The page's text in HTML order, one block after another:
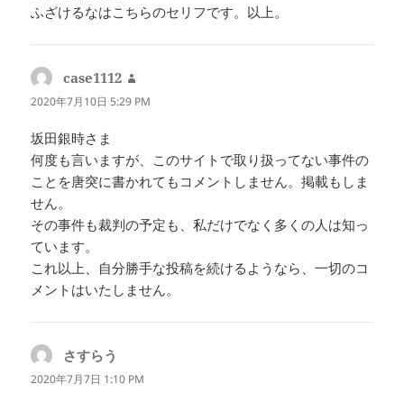
ふざけるなはこちらのセリフです。以上。
case1112
り:
2020年7月10日 5:29 PM
坂田銀時さま
何度も言いますが、このサイトで取り扱ってない事件の
ことを唐突に書かれてもコメントしません。掲載もしま
せん。
その事件も裁判の予定も、私だけでなく多くの人は知っ
ています。
これ以上、自分勝手な投稿を続けるようなら、一切のコ
メントはいたしません。
さすらう
り:
2020年7月7日 1:10 PM